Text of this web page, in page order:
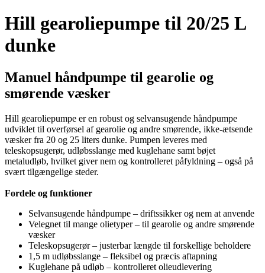
Hill gearoliepumpe til 20/25 L
dunke
Manuel håndpumpe til gearolie og
smørende væsker
Hill gearoliepumpe er en robust og selvansugende håndpumpe
udviklet til overførsel af gearolie og andre smørende, ikke-ætsende
væsker fra 20 og 25 liters dunke. Pumpen leveres med
teleskopsugerør, udløbsslange med kuglehane samt bøjet
metaludløb, hvilket giver nem og kontrolleret påfyldning – også på
svært tilgængelige steder.
Fordele og funktioner
Selvansugende håndpumpe – driftssikker og nem at anvende
Velegnet til mange olietyper – til gearolie og andre smørende
væsker
Teleskopsugerør – justerbar længde til forskellige beholdere
1,5 m udløbsslange – fleksibel og præcis aftapning
Kuglehane på udløb – kontrolleret olieudlevering